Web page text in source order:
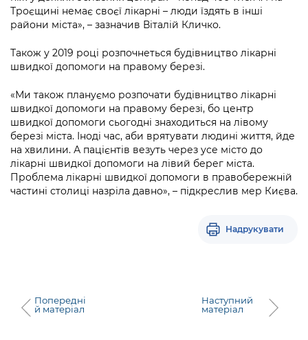
Підприємства, установи, організації
Kyiv International Relations
Річні звіти
Гендерна політика
Безбар'єрність
Київська міська військова адміністрація
Портал Захисників та Захисниць
Безбар'єрність
Міський застосунок Київ Цифровий
Важливе під час воєнного стану
Уряд» – місцевий рівень»
Про відкриті дані
Публічні дашборди
Троєщині немає своєї лікарні – люди їздять в інші
райони міста», – зазначив Віталій Кличко.
Також у 2019 році розпочнеться будівництво лікарні
швидкої допомоги на правому березі.
«Ми також плануємо розпочати будівництво лікарні
швидкої допомоги на правому березі, бо центр
швидкої допомоги сьогодні знаходиться на лівому
березі міста. Іноді час, аби врятувати людині життя, йде
на хвилини. А пацієнтів везуть через усе місто до
лікарні швидкої допомоги на лівий берег міста.
Проблема лікарні швидкої допомоги в правобережній
частині столиці назріла давно», – підкреслив мер Києва.
Надрукувати
Попередні
й матеріал
Наступний
матеріал